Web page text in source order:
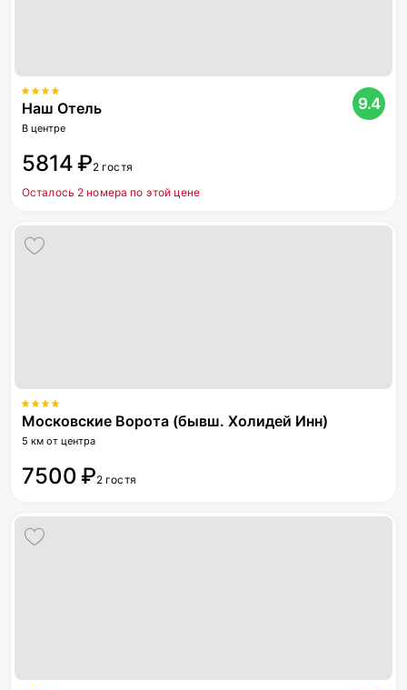
Наш Отель
В центре
9.4
5814 ₽2 гостя
Осталось 2 номера по этой цене
Московские Ворота (бывш. Холидей Инн)
5 км от центра
7500 ₽2 гостя